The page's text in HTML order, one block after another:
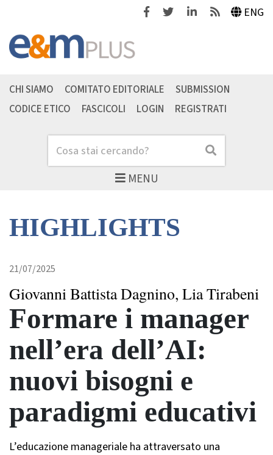
FacebookTwitterLinkedinFeeds ENG
MENU
Cerca Cerca
CHI SIAMO COMITATO EDITORIALE
SUBMISSION
CODICE ETICO
FASCICOLI LOGIN REGISTRATI
HIGHLIGHTS
21/07/2025
Giovanni Battista Dagnino, Lia Tirabeni
Formare i manager
nell’era dell’AI:
nuovi bisogni e
paradigmi educativi
L’educazione manageriale ha attraversato una